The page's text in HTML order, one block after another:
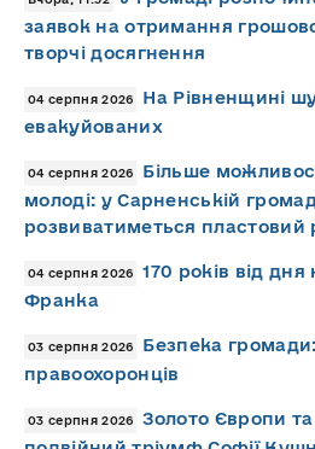
заявок на отримання
творчі досягнення
04 серпня 2026
На Рівненщині
евакуйованих
04 серпня 2026
Більше
молоді: у Сарненській
розвиватиметься пластовий
04 серпня 2026
170 років від
Франка
03 серпня 2026
Безпека
правоохоронців
03 серпня 2026
Золото Європи